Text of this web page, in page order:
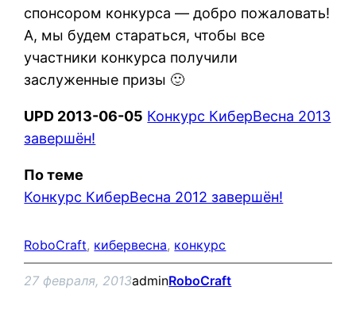
спонсором конкурса — добро пожаловать!
А, мы будем стараться, чтобы все
участники конкурса получили
заслуженные призы 🙂
UPD 2013-06-05 Конкурс КиберВесна 2013
завершён!
По теме
Конкурс КиберВесна 2012 завершён!
RoboCraft, кибервесна, конкурс
27 февраля, 2013adminRoboCraft